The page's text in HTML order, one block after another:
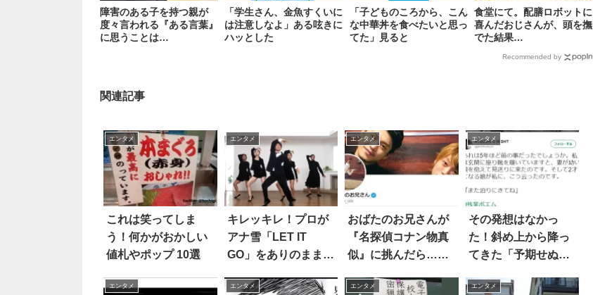
障害のある子を持つ親が
度々言われる『ある言葉』
に思うことは…
「学生さん、金魚すくいに
は注意しなよ」ある呟きに
ハッとした
「子どものころから、こん
な中華丼を食べたいと思っ
てた」見ると
食堂にて。配膳ロボットに
喜んだおじさんが、頭を撫
でた結果…
Recommended by
関連記事
エンタメ
これは笑ってしま
う！何かがおかしい
値札やポップ 10選
エンタメ
キレッキレ！プロが
アナ雪「LET IT
GO」をありのままに
エンタメ
おばたのお兄さんが
『名探偵コナン物真
似』に挑んだら…こ
エンタメ
その発想はなかっ
た！斜め上から降っ
てきた「予期せぬひ
エンタメ エンタメ エンタメ エンタメ